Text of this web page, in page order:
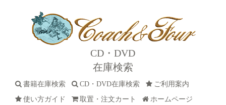
CD・DVD
在庫検索
書籍在庫検索 CD・DVD在庫検索
ご利用案内
使い方ガイド
取置・注文カート ホームページ